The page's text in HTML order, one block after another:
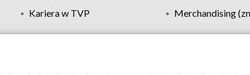
Kariera w TVP
Merchandising